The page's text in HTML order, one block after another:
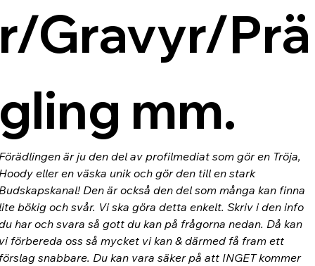
Gravyr/Prä
mm.
är ju den del av profilmediat som gör en Tröja,
eller en väska unik och gör den till en stark
Den är också den del som många kan finna
bökig och svår. Vi ska göra detta enkelt. Skriv i den info
har och svara så gott du kan på frågorna nedan. Då kan
förbereda oss så mycket vi kan & därmed få fram ett
snabbare. Du kan vara säker på att INGET kommer